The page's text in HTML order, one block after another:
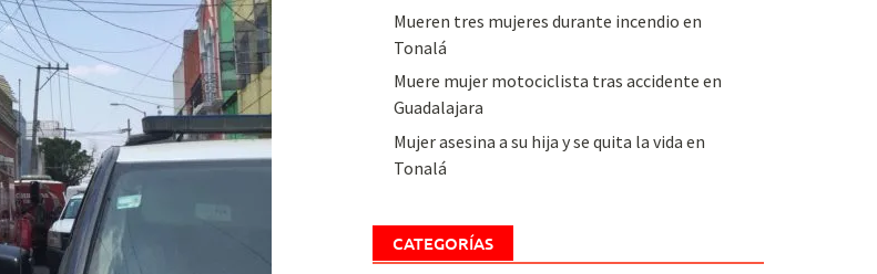
Mueren tres mujeres durante incendio en
Tonalá
Muere mujer motociclista tras accidente en
Guadalajara
Mujer asesina a su hija y se quita la vida en
Tonalá
CATEGORÍAS